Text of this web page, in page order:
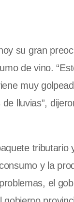
su gran
de vino.
muy
lluvias”,
tributario
y la
el